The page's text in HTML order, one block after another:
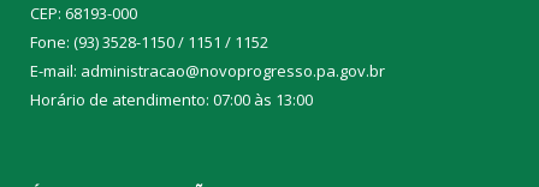
CEP: 68193-000
Fone: (93) 3528-1150 / 1151 / 1152
E-mail: administracao@novoprogresso.pa.gov.br
Horário de atendimento: 07:00 às 13:00